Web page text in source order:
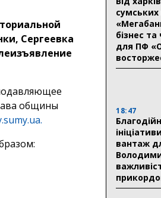
Сергеевка
общины
сумських
бізнес
для ПФ
18:47
вантаж